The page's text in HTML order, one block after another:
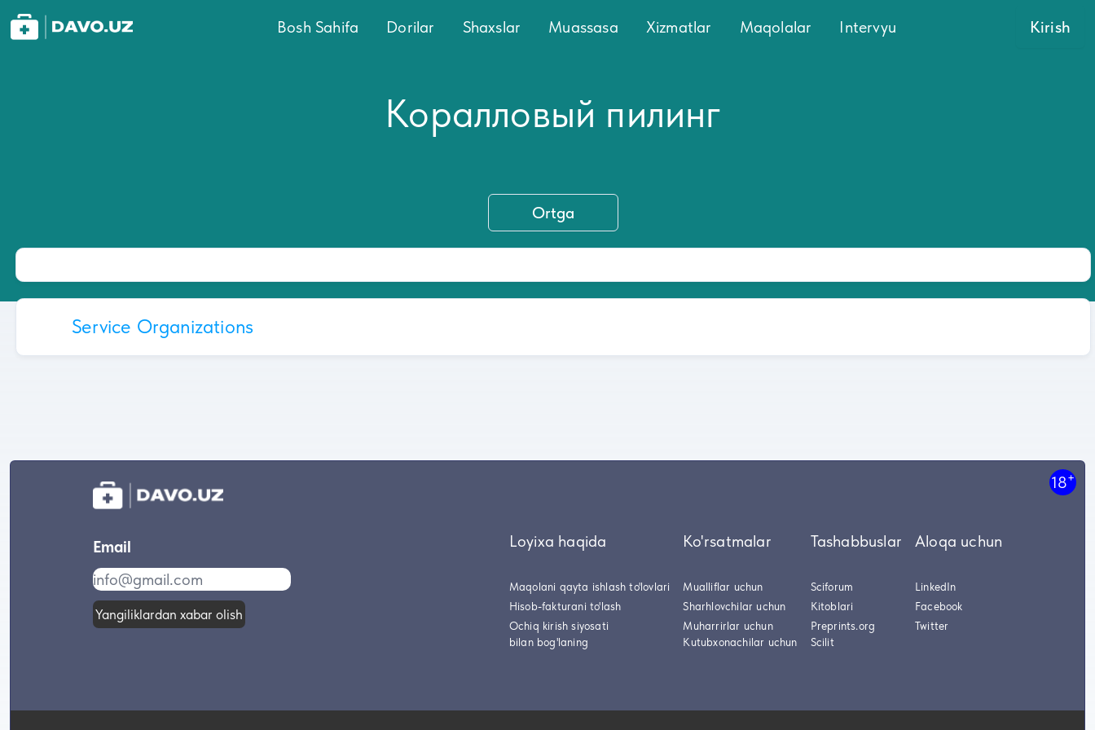
Bosh Sahifa Dorilar Shaxslar Muassasa Xizmatlar Maqolalar Intervyu Kirish
Коралловый пилинг
Ortga
Service Organizations
18+
Email
Yangiliklardan xabar olish
Loyixa haqida
Maqolani qayta ishlash to'lovlari
Hisob-fakturani to'lash
Ochiq kirish siyosati
bilan bog'laning
Ko'rsatmalar
Mualliflar uchun
Sharhlovchilar uchun
Muharrirlar uchun
Kutubxonachilar uchun
Tashabbuslar
Sciforum
Kitoblari
Preprints.org
Scilit
Aloqa uchun
LinkedIn
Facebook
Twitter